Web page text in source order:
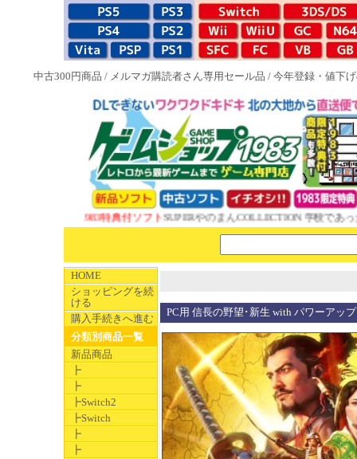
中古300円商品 / メルマガ購読者さん専用セール品 / 今年登録・値下
NEW 1983特典付ソフトSUPERやのまんCOLLECTION 学校であった怖
HOME
ショッピングを続
ける
購入手続きへ進む
分類別商品一覧
新品商品
┣
┣
┣Switch2
┣Switch
┣
┣
PC用 信長の野望･新生 with パワーアッ